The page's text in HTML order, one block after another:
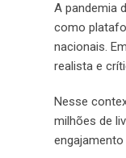
A pandemia
como
nacionais.
realista e
Nesse
milhões de
engajamento